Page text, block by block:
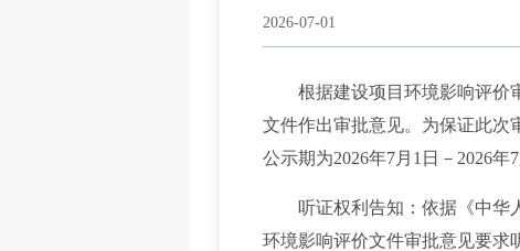
2026-07-01
根据建设项目环境影响评价审
文件作出审批意见。为保证此次
公示期为2026年7月1日－2026年
听证权利告知：依据《中华人
环境影响评价文件审批意见要求